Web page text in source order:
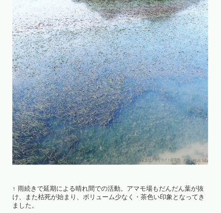
↑ 雨続きで延期による晴れ間での活動。アマモ場もだんだん葉が抜
け、また枯死が始まり、ボリューム少なく・茶色い印象となってき
ました。